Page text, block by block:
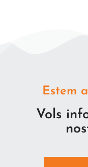
Estem
Vols